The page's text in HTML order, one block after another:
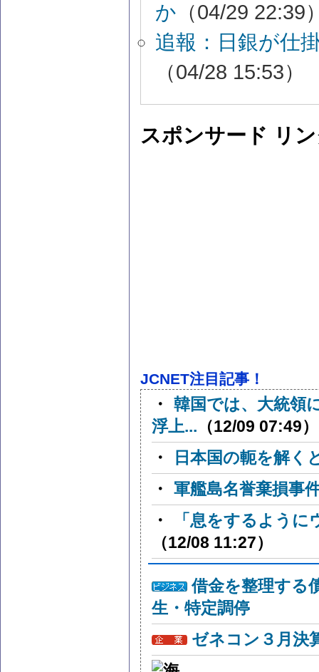
か （04/29 22:39
追報：日銀が仕
（04/28 15:53）
スポンサード リ
JCNET注目記事！
・ 韓国では、大統領
浮上... （12/09 07:49）
・
日本国の軛を解く
・ 軍艦島名誉棄損事
・
「息をするよう
（12/08 11:27）
借金を整理する
生・特定調停
ゼネコン３月決